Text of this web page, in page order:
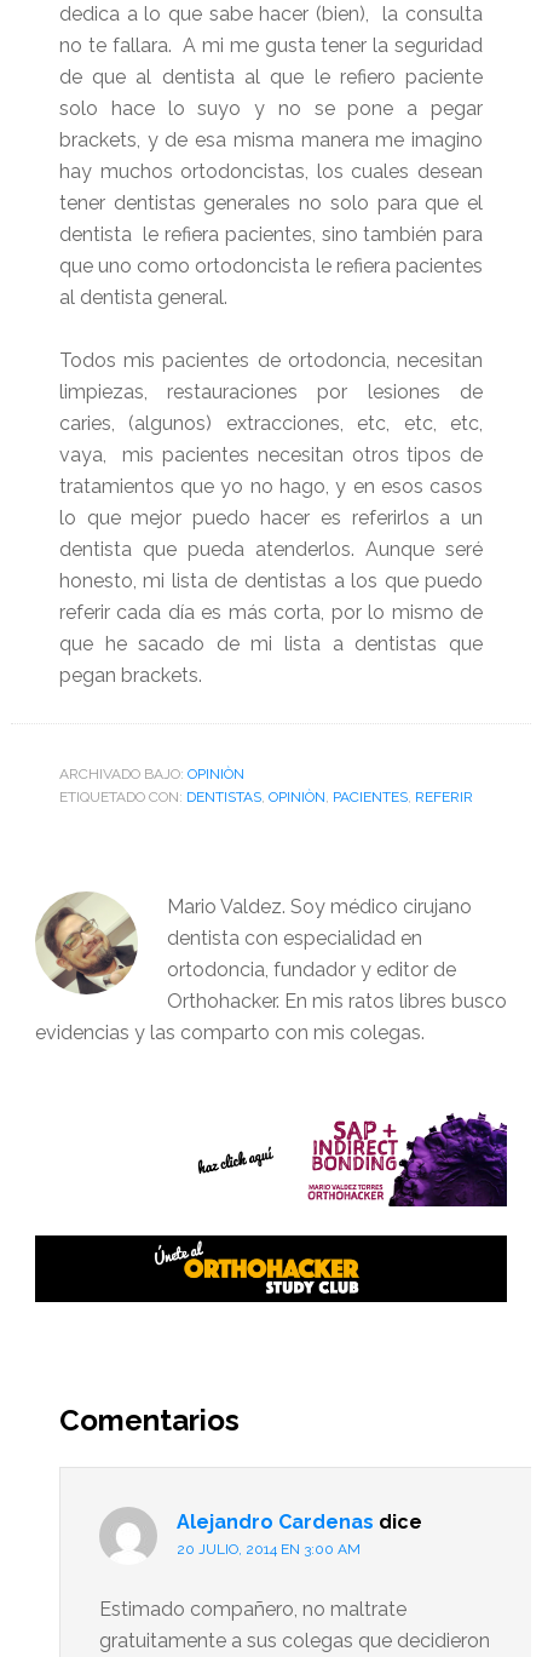
dedica a lo que sabe hacer (bien), la consulta
no te fallara. A mi me gusta tener la seguridad
de que al dentista al que le refiero paciente
solo hace lo suyo y no se pone a pegar
brackets, y de esa misma manera me imagino
hay muchos ortodoncistas, los cuales desean
tener dentistas generales no solo para que el
dentista le refiera pacientes, sino también para
que uno como ortodoncista le refiera pacientes
al dentista general.
Todos mis pacientes de ortodoncia, necesitan
limpiezas, restauraciones por lesiones de
caries, (algunos) extracciones, etc, etc, etc,
vaya, mis pacientes necesitan otros tipos de
tratamientos que yo no hago, y en esos casos
lo que mejor puedo hacer es referirlos a un
dentista que pueda atenderlos. Aunque seré
honesto, mi lista de dentistas a los que puedo
referir cada día es más corta, por lo mismo de
que he sacado de mi lista a dentistas que
pegan brackets.
ARCHIVADO BAJO: OPINIÒN
ETIQUETADO CON: DENTISTAS, OPINIÒN PACIENTES, REFERIR
Mario Valdez. Soy médico cirujano
dentista con especialidad en
ortodoncia, fundador y editor de
Orthohacker. En mis ratos libres busco
evidencias y las comparto con mis colegas.
del
lector
Comentarios
Alejandro Cardenas dice
20 JULIO, 2014 EN 3:00 AM
Estimado compañero, no maltrate
gratuitamente a sus colegas que decidieron